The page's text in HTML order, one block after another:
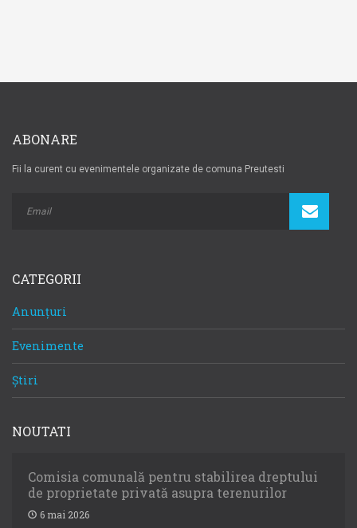
ABONARE
Fii la curent cu evenimentele organizate de comuna Preutesti
CATEGORII
Anunțuri
Evenimente
Știri
NOUTATI
Comisia comunală pentru stabilirea dreptului
de proprietate privată asupra terenurilor
6 mai 2026